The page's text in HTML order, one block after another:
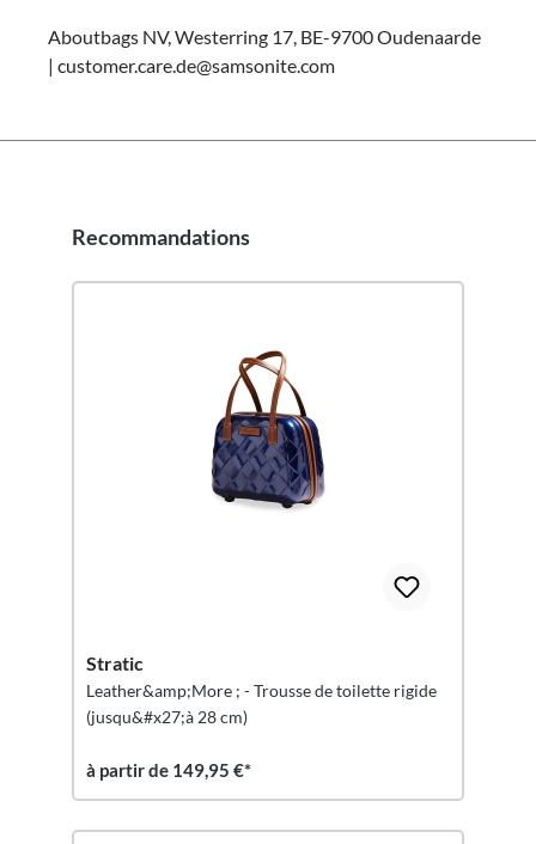
Aboutbags NV, Westerring 17, BE-9700 Oudenaarde
| customer.care.de@samsonite.com
Ignorer la galerie de produits
Recommandations
Stratic
Leather&amp;More ; - Trousse de toilette rigide
(jusqu&#x27;à 28 cm)
à partir de 149,95 €*